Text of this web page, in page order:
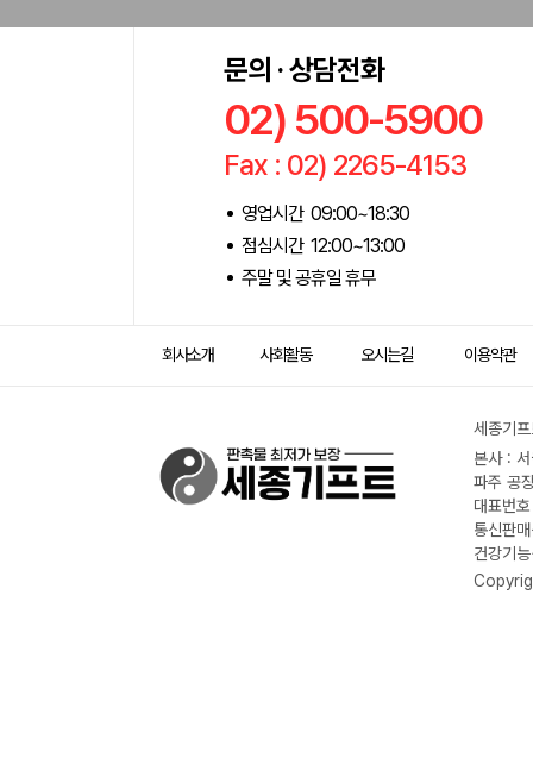
문의 · 상담전화
02) 500-5900
Fax : 02) 2265-4153
영업시간 09:00~18:30
점심시간 12:00~13:00
주말 및 공휴일 휴무
회사소개 사회활동 오시는길 이용약관
세종기
본사 :
파주 공
대표번
통신판
건강기